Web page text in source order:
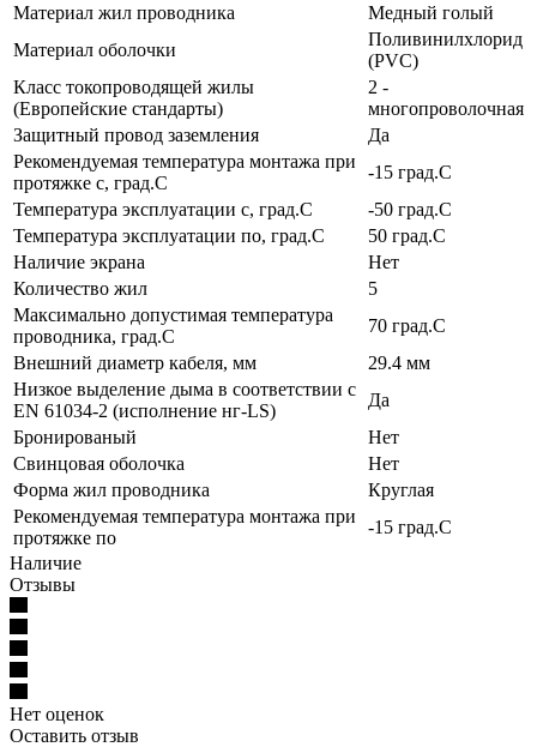
Материал жил проводника
Медный голый
Материал оболочки
Поливинилхлорид
(PVC)
Класс токопроводящей жилы
(Европейские стандарты)
2 -
многопроволочная
Защитный провод заземления
Да
Рекомендуемая температура монтажа при
протяжке с, град.C
-15 град.C
Температура эксплуатации с, град.C
-50 град.C
Температура эксплуатации по, град.C
50 град.C
Наличие экрана
Нет
Количество жил
5
Максимально допустимая температура
проводника, град.C
70 град.C
Внешний диаметр кабеля, мм
29.4 мм
Низкое выделение дыма в соответствии с
EN 61034-2 (исполнение нг-LS)
Да
Бронированый
Нет
Свинцовая оболочка
Нет
Форма жил проводника
Круглая
Рекомендуемая температура монтажа при
протяжке по
-15 град.C
Наличие
Отзывы
Нет оценок
Оставить отзыв